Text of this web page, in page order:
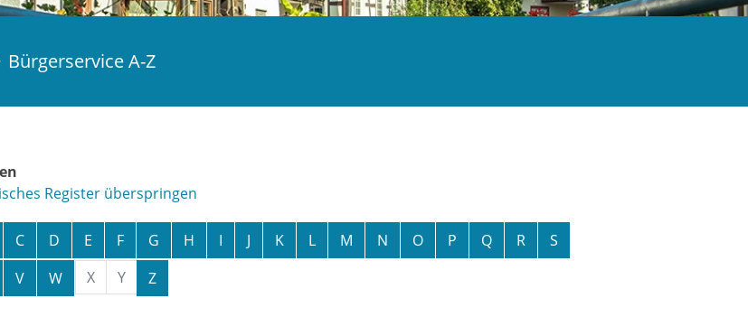
Bürgerservice A-Z
Register überspringen
C D E F G H I J K L M N O P Q R
S
V W X Y Z